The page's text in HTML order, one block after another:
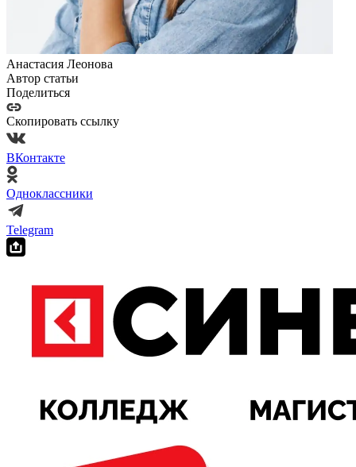
Анастасия Леонова
Автор статьи
Поделиться
Скопировать ссылку
ВКонтакте
Одноклассники
Telegram